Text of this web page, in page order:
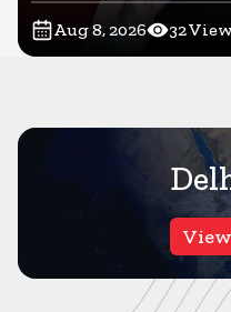
Aug 8, 2026 32